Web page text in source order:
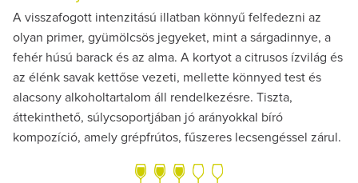
A visszafogott intenzitású illatban könnyű felfedezni az
olyan primer, gyümölcsös jegyeket, mint a sárgadinnye, a
fehér húsú barack és az alma. A kortyot a citrusos ízvilág és
az élénk savak kettőse vezeti, mellette könnyed test és
alacsony alkoholtartalom áll rendelkezésre. Tiszta,
áttekinthető, súlycsoportjában jó arányokkal bíró
kompozíció, amely grépfrútos, fűszeres lecsengéssel zárul.